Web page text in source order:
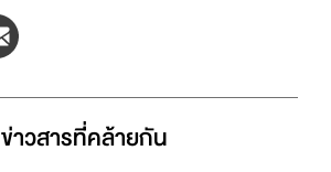
ข่าวสารที่่คล้ายกัน